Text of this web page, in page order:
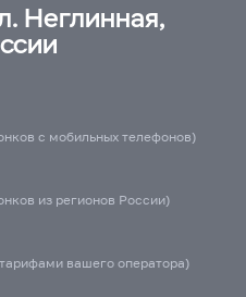
Неглинная,
с мобильных телефонов)
из регионов России)
вашего оператора)